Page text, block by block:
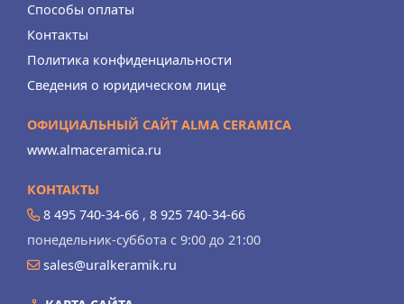
Способы оплаты
Контакты
Политика конфиденциальности
Сведения о юридическом лице
ОФИЦИАЛЬНЫЙ САЙТ ALMA CERAMICA
www.almaceramica.ru
КОНТАКТЫ
8 495 740-34-66 , 8 925 740-34-66
понедельник-суббота с 9:00 до 21:00
sales@uralkeramik.ru